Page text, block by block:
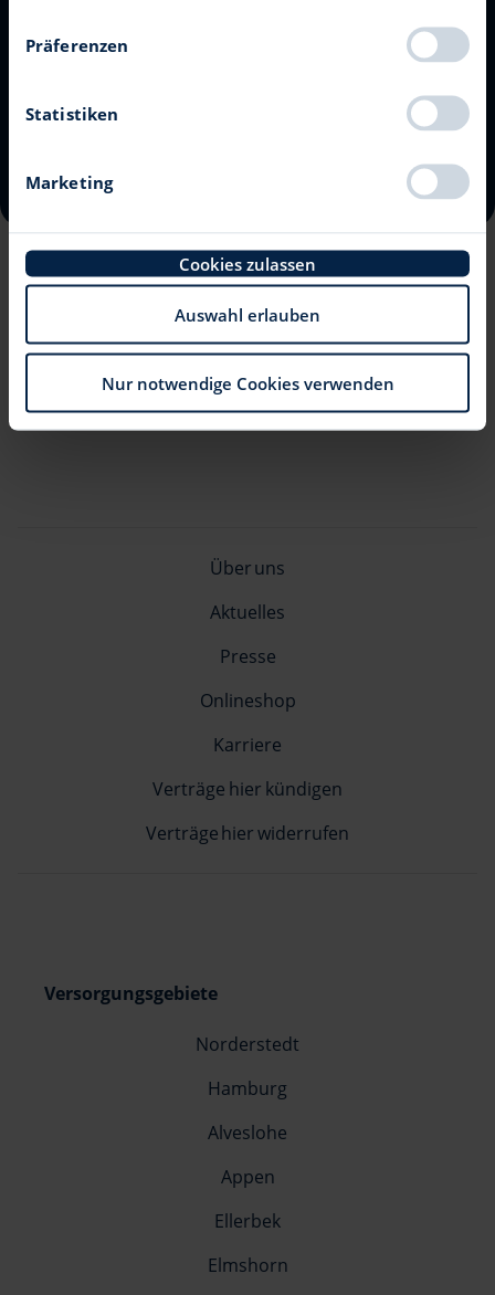
Informationen über Ihre geografische Lage
können
identifizieren
Daten verarbeitet werden, und legen Sie Ihre
Präferenzen imAbschnitt Einzelheitenfest.
Wir verwenden Cookies, um Inhalte und Anzeigen zu
personalisieren, Funktionen für soziale Medien
anbieten zu können und die Zugriffe auf unsere
Website zu analysieren. Außerdem geben wir
Informationen zu Ihrer Verwendung unserer Website
sie im Rahmen Ihrer Nutzung der Dienste gesammelt
Präferenzen
Statistiken
Marketing
Cookies zulassen
Auswahl erlauben
Nur notwendige Cookies verwenden
Erhaltet wertvolle Insights zu Produkten und digitalen
Themen. Kostenlos und jederzeit kündbar.
Über uns
Aktuelles
Presse
Onlineshop
Karriere
Verträge hier kündigen
Verträge hier widerrufen
Versorgungsgebiete
Norderstedt
Hamburg
Alveslohe
Appen
Ellerbek
Elmshorn